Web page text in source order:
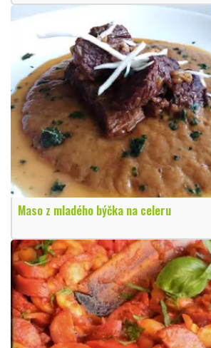
Maso z mladého býčka na celeru